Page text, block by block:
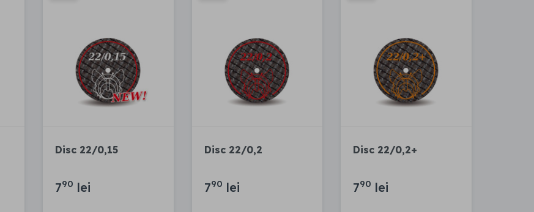
Disc 22/0,15
790 lei
Disc 22/0,2
790 lei
Disc 22/0,2+
790 lei